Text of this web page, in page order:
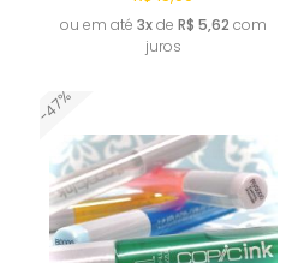
ou em até 3xde R$ 5,62 com
juros
-47%